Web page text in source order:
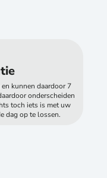
kunnen daardoor 7
onderscheiden
toch iets is met uw
dag op te lossen.